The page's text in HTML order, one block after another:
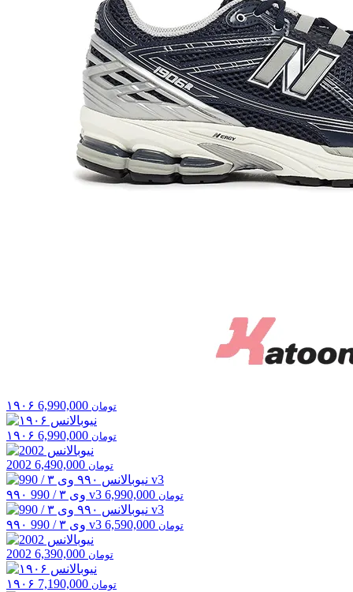
۱۹۰۶ 6,990,000 تومان
۱۹۰۶ 6,990,000 تومان
2002 6,490,000 تومان
۹۹۰ وی ۳ / 990 v3 6,990,000 تومان
۹۹۰ وی ۳ / 990 v3 6,590,000 تومان
2002 6,390,000 تومان
۱۹۰۶ 7,190,000 تومان